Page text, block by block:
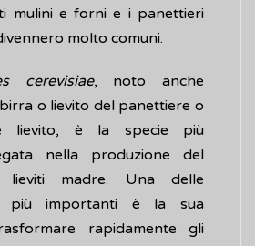
mulini e forni e i panettieri
molto comuni.
cerevisiae, noto anche
o lievito del panettiere o
lievito, è la specie più
nella produzione del
madre. Una delle
più importanti è la sua
rapidamente gli